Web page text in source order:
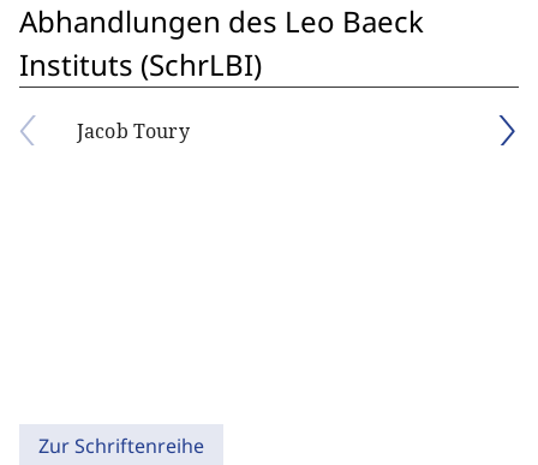
Abhandlungen des Leo Baeck
Instituts (SchrLBI)
Jacob Toury
Zur Schriftenreihe